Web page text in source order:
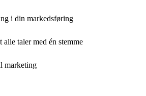
i din markedsføring
taler med én stemme
marketing